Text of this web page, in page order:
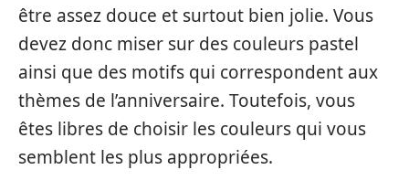
être assez douce et surtout bien jolie. Vous
devez donc miser sur des couleurs pastel
ainsi que des motifs qui correspondent aux
thèmes de l’anniversaire. Toutefois, vous
êtes libres de choisir les couleurs qui vous
semblent les plus appropriées.